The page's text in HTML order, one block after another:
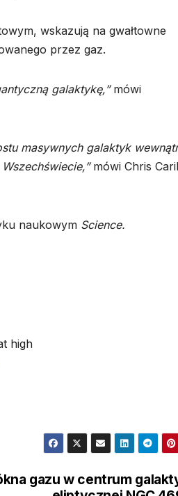
wskazują na gwałtowne
przez gaz.
galaktykę,”mówi
masywnych galaktyk
mówi Chris
naukowym Science.
high
gazu w centrum